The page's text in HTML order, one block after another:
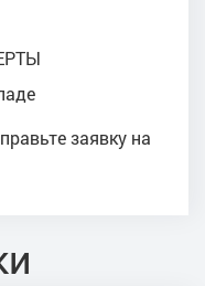
заявку на